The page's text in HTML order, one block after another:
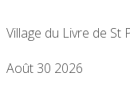
Village du Livre de St
Août 30 2026